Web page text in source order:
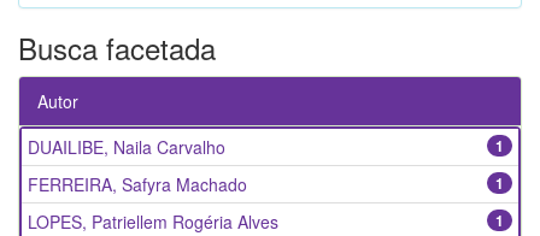
Busca facetada
Autor
1
DUAILIBE, Naila Carvalho
1
FERREIRA, Safyra Machado
1
LOPES, Patriellem Rogéria Alves